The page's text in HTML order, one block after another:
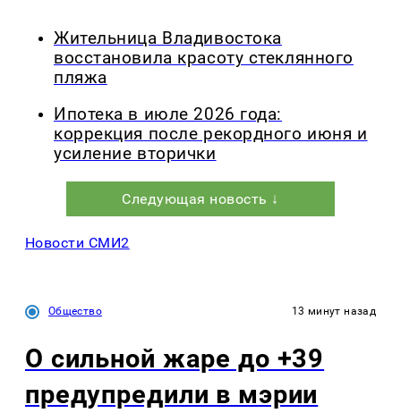
Жительница Владивостока
восстановила красоту стеклянного
пляжа
Ипотека в июле 2026 года:
коррекция после рекордного июня и
усиление вторички
Следующая новость ↓
Новости СМИ2
Общество 13 минут назад
О сильной жаре до +39
предупредили в мэрии